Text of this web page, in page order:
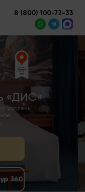
8 (800) 100-72-33
«ДИС»
уровень
360